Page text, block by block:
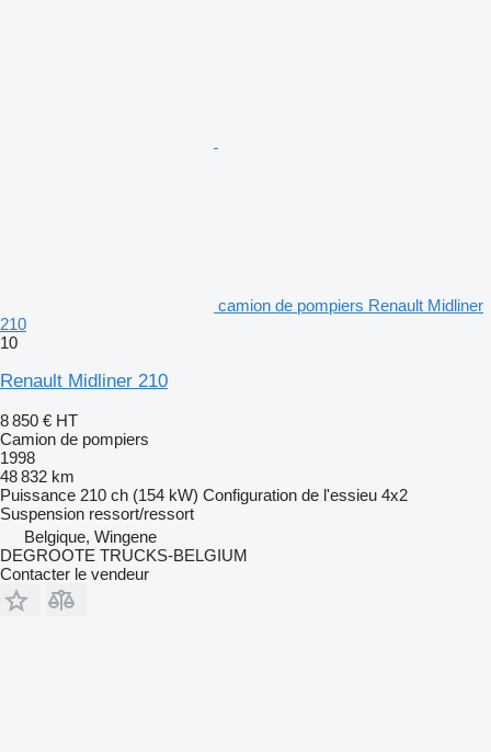
camion de pompiers Renault Midliner
210
10
Renault Midliner 210
8 850 € HT
Camion de pompiers
1998
48 832 km
Puissance 210 ch (154 kW) Configuration de l'essieu 4x2
Suspension ressort/ressort
Belgique, Wingene
DEGROOTE TRUCKS-BELGIUM
Contacter le vendeur